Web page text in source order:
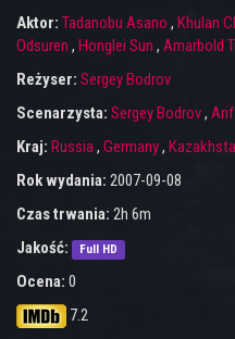
Aktor: Tadanobu Asano , Khulan
Odsuren , Honglei Sun , Amarbold
Reżyser: Sergey Bodrov
Scenarzysta: Sergey Bodrov,
Kraj: Russia, Germany,
Rok wydania: 2007-09-08
Czas trwania: 2h 6m
Jakość:
Full HD
Ocena: 0
7.2